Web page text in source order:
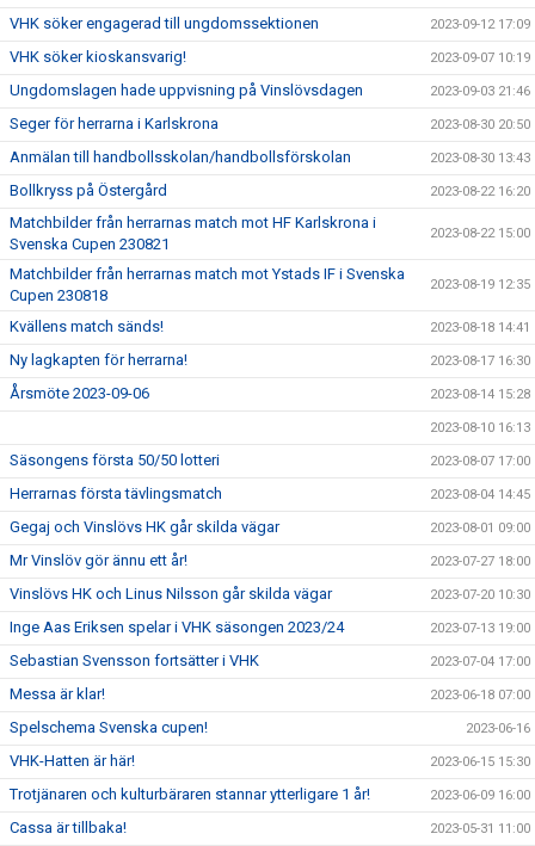
VHK söker engagerad till ungdomssektionen 2023-09-12 17:09
VHK söker kioskansvarig! 2023-09-07 10:19
Ungdomslagen hade uppvisning på Vinslövsdagen 2023-09-03 21:46
Seger för herrarna i Karlskrona 2023-08-30 20:50
Anmälan till handbollsskolan/handbollsförskolan 2023-08-30 13:43
Bollkryss på Östergård 2023-08-22 16:20
Matchbilder från herrarnas match mot HF Karlskrona i
Svenska Cupen 230821
2023-08-22 15:00
Matchbilder från herrarnas match mot Ystads IF i Svenska
Cupen 230818
2023-08-19 12:35
Kvällens match sänds! 2023-08-18 14:41
Ny lagkapten för herrarna! 2023-08-17 16:30
Årsmöte 2023-09-06 2023-08-14 15:28
2023-08-10 16:13
Säsongens första 50/50 lotteri 2023-08-07 17:00
Herrarnas första tävlingsmatch 2023-08-04 14:45
Gegaj och Vinslövs HK går skilda vägar 2023-08-01 09:00
Mr Vinslöv gör ännu ett år! 2023-07-27 18:00
Vinslövs HK och Linus Nilsson går skilda vägar 2023-07-20 10:30
Inge Aas Eriksen spelar i VHK säsongen 2023/24 2023-07-13 19:00
Sebastian Svensson fortsätter i VHK 2023-07-04 17:00
Messa är klar! 2023-06-18 07:00
Spelschema Svenska cupen! 2023-06-16
VHK-Hatten är här! 2023-06-15 15:30
Trotjänaren och kulturbäraren stannar ytterligare 1 år! 2023-06-09 16:00
Cassa är tillbaka! 2023-05-31 11:00